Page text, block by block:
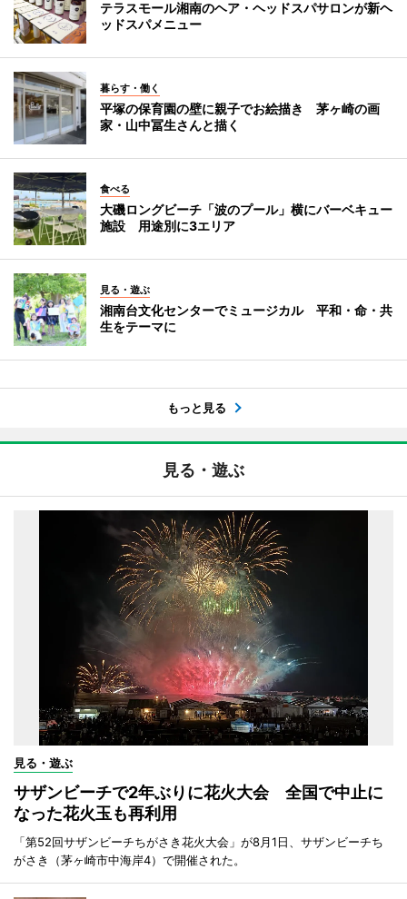
テラスモール湘南のヘア・ヘッドスパサロンが新ヘ
ッドスパメニュー
暮らす・働く
平塚の保育園の壁に親子でお絵描き 茅ヶ崎の画
家・山中冨生さんと描く
食べる
大磯ロングビーチ「波のプール」横にバーベキュー
施設 用途別に3エリア
見る・遊ぶ
湘南台文化センターでミュージカル 平和・命・共
生をテーマに
もっと見る
見る・遊ぶ
見る・遊ぶ
サザンビーチで2年ぶりに花火大会 全国で中止に
なった花火玉も再利用
「第52回サザンビーチちがさき花火大会」が8月1日、サザンビーチち
がさき（茅ヶ崎市中海岸4）で開催された。